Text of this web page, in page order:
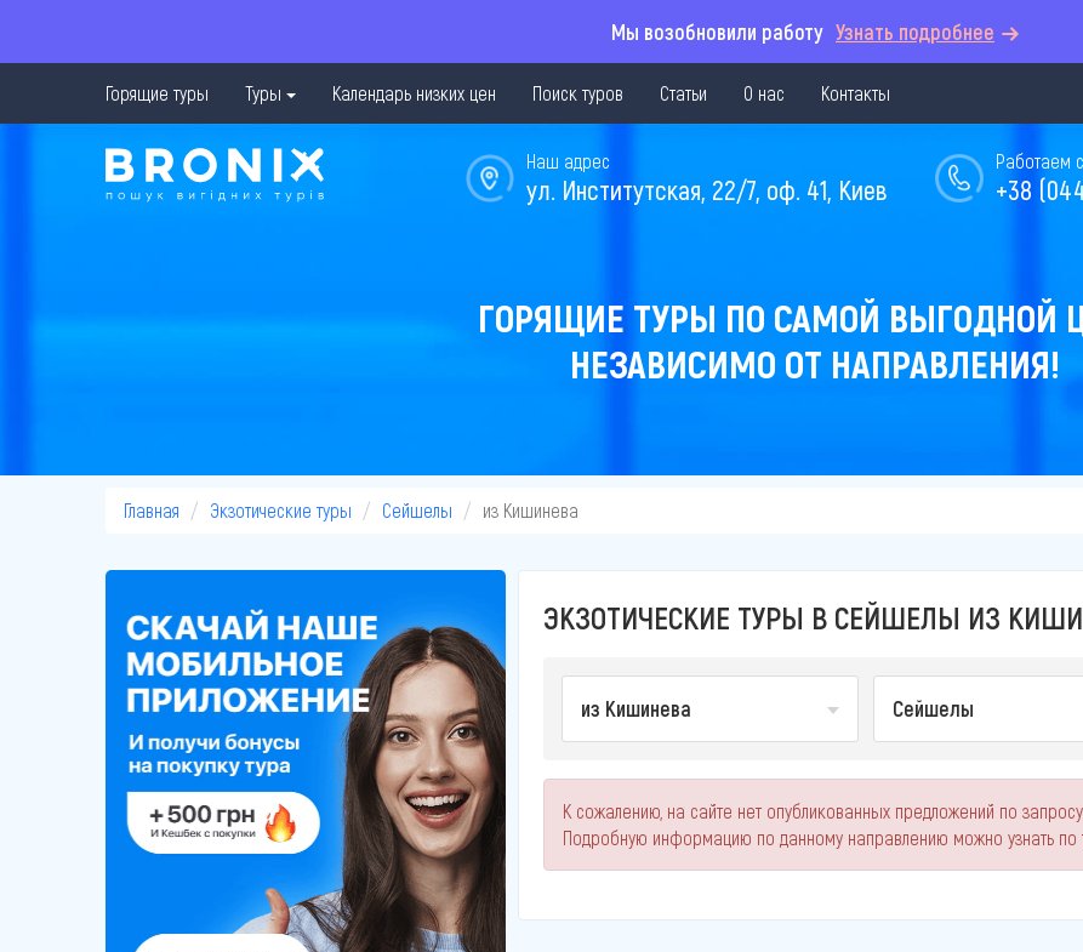
Мы возобновили работу Узнать подробнее
Горящие туры Туры Календарь низких цен Поиск туров Статьи О нас Контакты
Работаем
+38
Наш адрес
ул. Институтская, 22/7, оф. 41, Киев
ГОРЯЩИЕ ТУРЫ ПО САМОЙ ВЫГОДНОЙ
НЕЗАВИСИМО ОТ НАПРАВЛЕНИЯ!
Главная Экзотические туры Сейшелы из Кишинева
ЭКЗОТИЧЕСКИЕ ТУРЫ В СЕЙШЕЛЫ ИЗ
из Кишинева Сейшелы
К сожалению, на сайте нет опубликованных предложений по
Подробную информацию по данному направлению можно узнать по